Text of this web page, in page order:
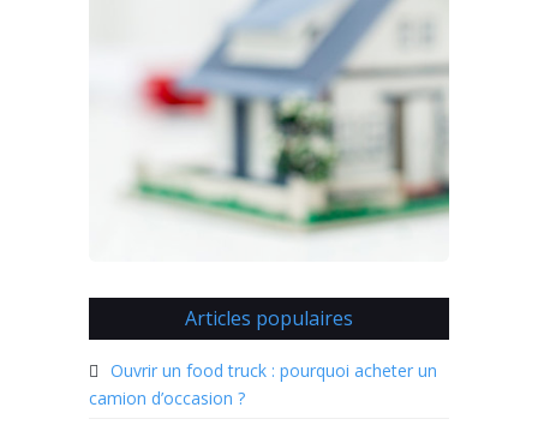
Articles populaires
Ouvrir un food truck : pourquoi acheter un
camion d’occasion ?